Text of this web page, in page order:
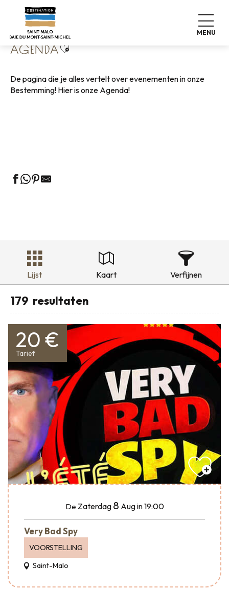
contenu
principal
MENU
Home Wonen zoals thuis
AGENDAAjouter aux favoris
De pagina die je alles vertelt over evenementen in onze
Bestemming! Hier is onze Agenda!
Lijst Kaart Verfijnen
179 resultaten
20 €
Tarief
De Zaterdag 8 Augin 19:00
Very Bad Spy
VOORSTELLING
Saint-Malo